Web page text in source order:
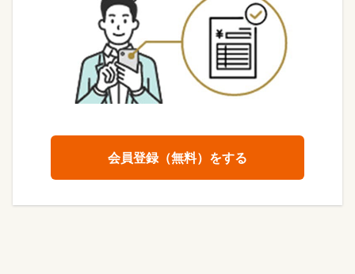
会員登録（無料）をする